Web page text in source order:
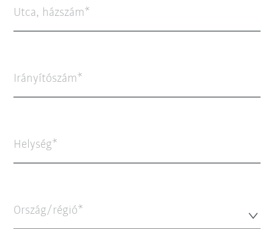
Utca, házszám
Irányítószám
Helység
Ország/régió*